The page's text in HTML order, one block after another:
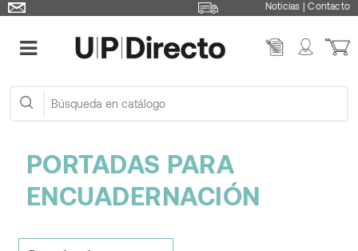
Noticias |Contacto
PORTADAS PARA
ENCUADERNACIÓN